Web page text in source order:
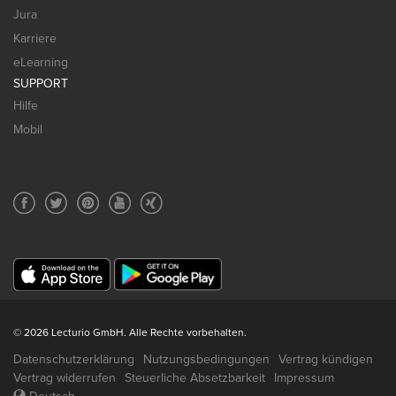
Jura
Karriere
eLearning
SUPPORT
Hilfe
Mobil
© 2026 Lecturio GmbH. Alle Rechte vorbehalten.
Datenschutzerklärung Nutzungsbedingungen
Vertrag kündigen
Vertrag widerrufen
Steuerliche Absetzbarkeit
Impressum